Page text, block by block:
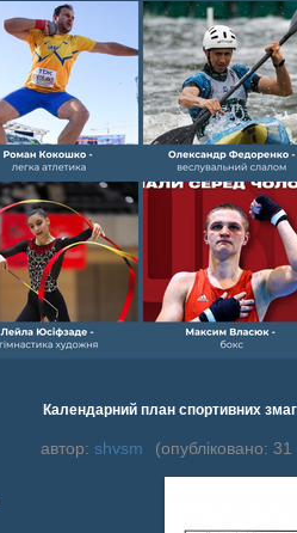
Календарний план спортивних
автор: shvsm (опубліковано: